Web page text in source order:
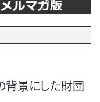
景にした財団